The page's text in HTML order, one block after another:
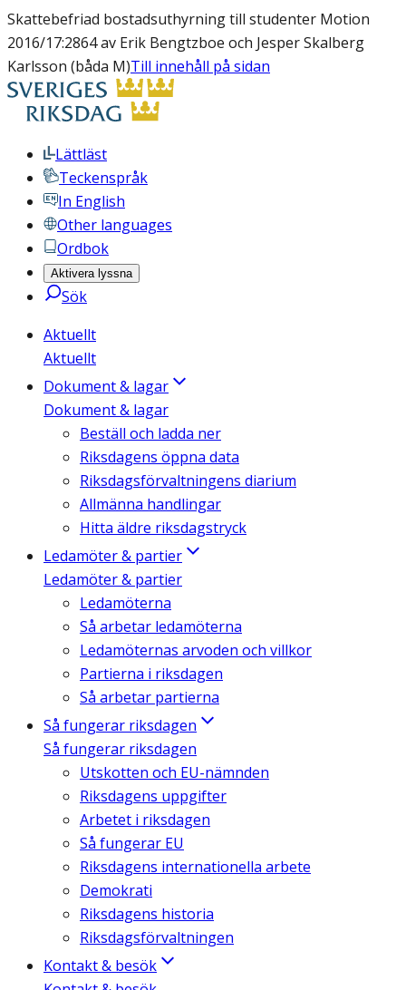
Skattebefriad bostadsuthyrning till studenter Motion
2016/17:2864 av Erik Bengtzboe och Jesper Skalberg
Karlsson (båda M)Till innehåll på sidan
Lättläst
Teckenspråk
In English
Other languages
Ordbok
Aktivera lyssna
Sök
Aktuellt
Aktuellt
Dokument & lagar
Dokument & lagar
Beställ och ladda ner
Riksdagens öppna data
Riksdagsförvaltningens diarium
Allmänna handlingar
Hitta äldre riksdagstryck
Ledamöter & partier
Ledamöter & partier
Ledamöterna
Så arbetar ledamöterna
Ledamöternas arvoden och villkor
Partierna i riksdagen
Så arbetar partierna
Så fungerar riksdagen
Så fungerar riksdagen
Utskotten och EU-nämnden
Riksdagens uppgifter
Arbetet i riksdagen
Så fungerar EU
Riksdagens internationella arbete
Demokrati
Riksdagens historia
Riksdagsförvaltningen
Kontakt & besök